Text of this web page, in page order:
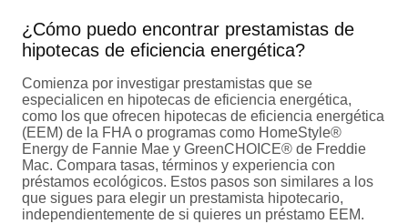
¿Cómo puedo encontrar prestamistas de
hipotecas de eficiencia energética?
Comienza por investigar prestamistas que se
especialicen en hipotecas de eficiencia energética,
como los que ofrecen hipotecas de eficiencia energética
(EEM) de la FHA o programas como HomeStyle®
Energy de Fannie Mae y GreenCHOICE® de Freddie
Mac. Compara tasas, términos y experiencia con
préstamos ecológicos. Estos pasos son similares a los
que sigues para elegir un prestamista hipotecario,
independientemente de si quieres un préstamo EEM.